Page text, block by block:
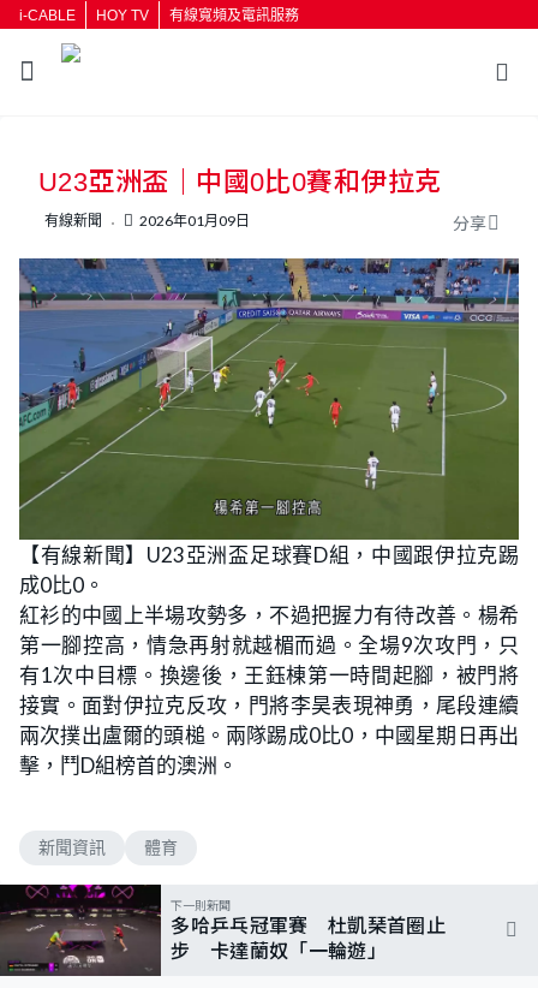
i-CABLE HOY TV 有線寬頻及電訊服務
按輸入鍵開始搜尋
U23亞洲盃｜中國0比0賽和伊拉克
有線新聞 2026年01月09日 分享
【有線新聞】U23亞洲盃足球賽D組，中國跟伊拉克踢
成0比0。
紅衫的中國上半場攻勢多，不過把握力有待改善。楊希
第一腳控高，情急再射就越楣而過。全場9次攻門，只
有1次中目標。換邊後，王鈺棟第一時間起腳，被門將
接實。面對伊拉克反攻，門將李昊表現神勇，尾段連續
兩次撲出盧爾的頭槌。兩隊踢成0比0，中國星期日再出
擊，鬥D組榜首的澳洲。
新聞資訊 體育
下一則新聞
多哈乒乓冠軍賽 杜凱琹首圈止
步 卡達蘭奴「一輪遊」